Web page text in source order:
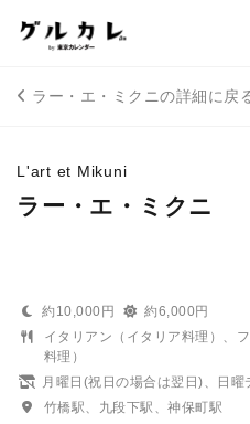
ラー・エ・ミクニの詳細に戻
L'art et Mikuni
ラー・エ・ミクニ
約10,000円
約6,000円
イタリアン（イタリア料理）、
料理）
月曜日(祝日の場合は翌日)、日曜
竹橋駅、九段下駅、神保町駅